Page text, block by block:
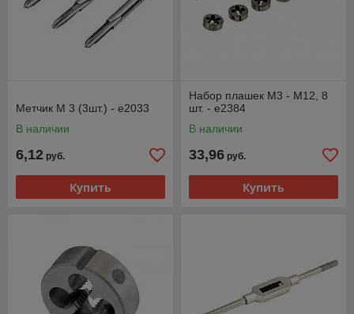
Метчик M 3 (3шт.) - e2033
В наличии
6,12 руб.
Купить
Набор плашек M3 - M12, 8
шт. - e2384
В наличии
33,96 руб.
Купить